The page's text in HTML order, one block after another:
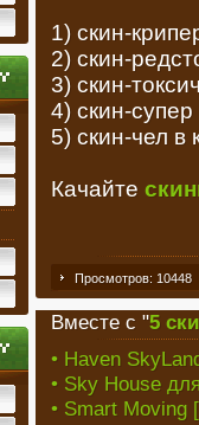
1) скин-
2) скин-
3) скин-
4) скин-
5) скин-чел
Качайте
Просмотров: 10448
Вместе с "5
• Haven
• Sky House
• Smart Moving